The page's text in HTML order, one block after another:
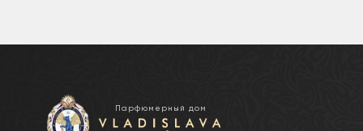
Парфюмерный дом